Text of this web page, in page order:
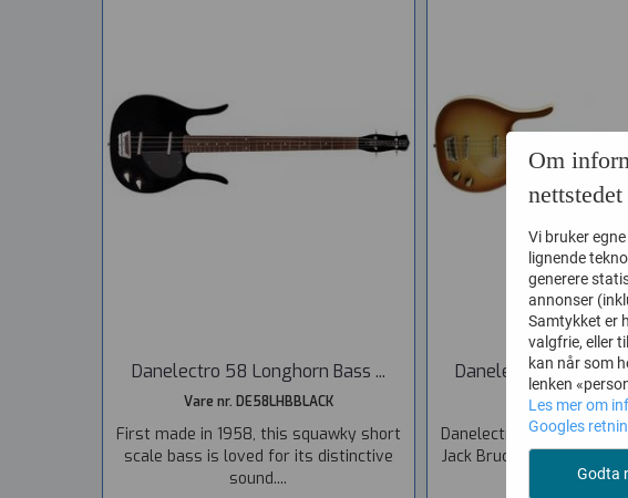
Danelectro 58 Longhorn Bass ...
Vare nr. DE58LHBBLACK
First made in 1958, this squawky short
scale bass is loved for its distinctive
sound....
Danelectro 58
Vare nr.
Danelectro 58 Longhorn
Jack Bruce (Cream) and
(The Who) -
Om
nettstedet
Vi bruker
lignende
generere
annonser
Samtykket er
valgfrie, eller
kan når som
lenken
Les mer om
Googles
Godta